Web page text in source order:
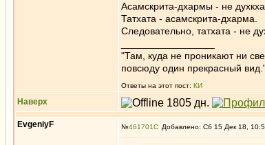
Асамскрита-дхармы - не духкха.
Татхата - асамскрита-дхарма.
Следовательно, татхата - не
"Там, куда не проникают ни
повсюду один прекрасный
Ответы на этот пост: КИ
Наверх
EvgeniyF №461701 Добавлено: Сб 15 Дек 18,